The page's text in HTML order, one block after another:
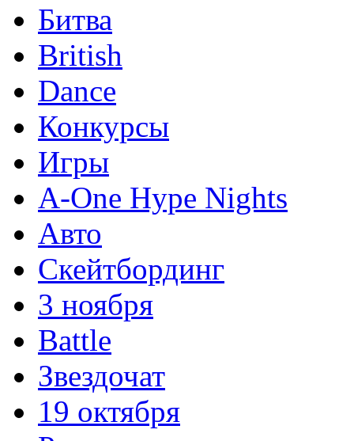
Битва
British
Dance
Конкурсы
Игры
A-One Hype Nights
Авто
Скейтбординг
3 ноября
Battle
Звездочат
19 октября